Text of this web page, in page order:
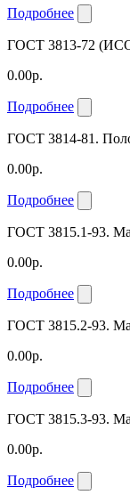
Подробнее
ГОСТ 3813-72
0.00р.
Подробнее
ГОСТ 3814-81.
0.00р.
Подробнее
ГОСТ 3815.1-93.
0.00р.
Подробнее
ГОСТ 3815.2-93.
0.00р.
Подробнее
ГОСТ 3815.3-93.
0.00р.
Подробнее